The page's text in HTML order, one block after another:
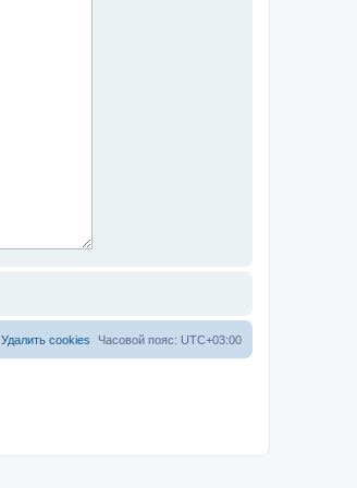
Часовой пояс: UTC+03:00
Удалить cookies